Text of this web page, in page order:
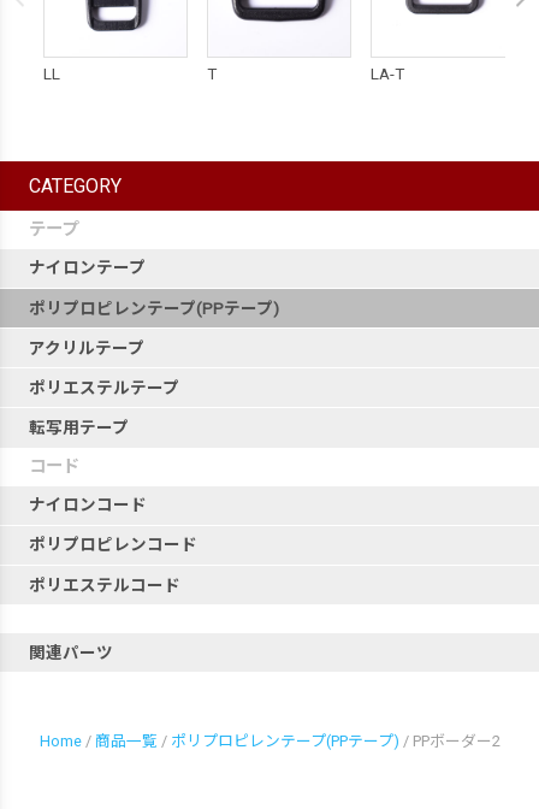
LL T LA-T
CATEGORY
テープ
ナイロンテープ
ポリプロピレンテープ(PPテープ)
アクリルテープ
ポリエステルテープ
転写用テープ
コード
ナイロンコード
ポリプロピレンコード
ポリエステルコード
関連パーツ
Home/ 商品一覧 / ポリプロピレンテープ(PPテープ) / PPボーダー2